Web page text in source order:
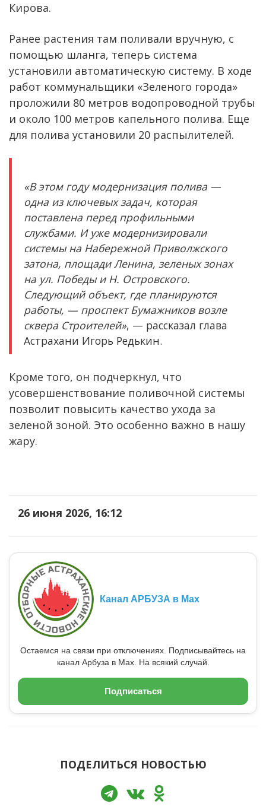
Кирова.
Ранее растения там поливали вручную, с
помощью шланга, теперь система
установили автоматическую систему. В ходе
работ коммунальщики «Зеленого города»
проложили 80 метров водопроводной трубы
и около 100 метров капельного полива. Еще
для полива установили 20 распылителей.
«В этом году модернизация полива —
одна из ключевых задач, которая
поставлена перед профильными
службами. И уже модернизировали
системы на Набережной Приволжского
затона, площади Ленина, зеленых зонах
на ул. Победы и Н. Островского.
Следующий объект, где планируются
работы, — проспект Бумажников возле
сквера Строителей», — рассказал глава
Астрахани Игорь Редькин.
Кроме того, он подчеркнул, что
усовершенствование поливочной системы
позволит повысить качество ухода за
зеленой зоной. Это особенно важно в нашу
жару.
26 июня 2026, 16:12
Канал АРБУЗА в Max
Остаемся на связи при отключениях. Подписывайтесь на
канал Арбуза в Max. На всякий случай.
Подписаться
ПОДЕЛИТЬСЯ НОВОСТЬЮ